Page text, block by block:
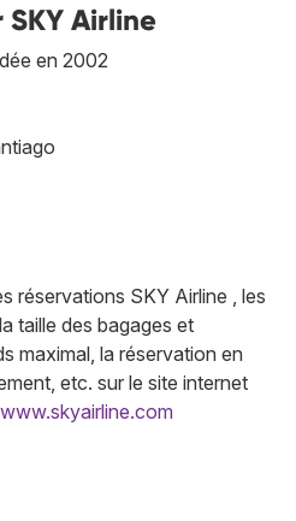
Airline
en 2002
réservations SKY Airline , les
taille des bagages et
maximal, la réservation en
etc. sur le site internet